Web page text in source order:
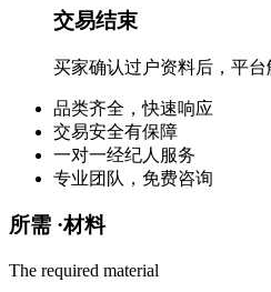
交易结束
买家确认过户资料后，平
品类齐全，快速响应
交易安全有保障
一对一经纪人服务
专业团队，免费咨询
所需 ·材料
The required material